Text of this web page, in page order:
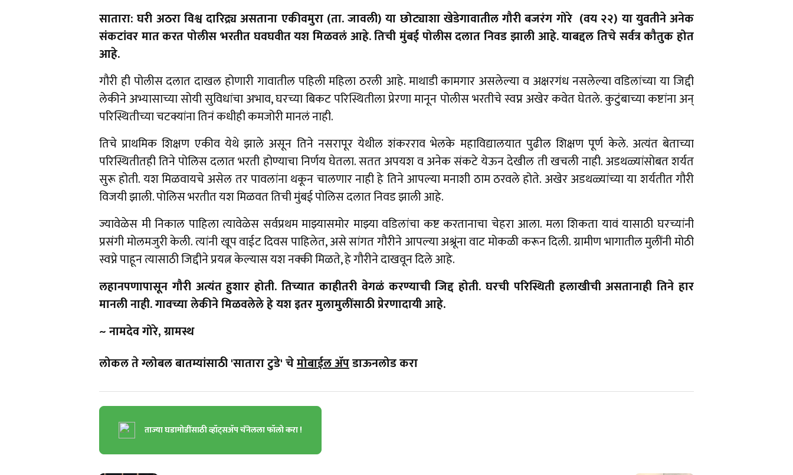
सातारा: घरी अठरा विश्व दारिद्र्य असताना एकीवमुरा (ता. जावली) या छोट्याशा खेडेगावातील गौरी बजरंग गोरे (वय २२) या युवतीने अनेक
संकटांवर मात करत पोलीस भरतीत घवघवीत यश मिळवलं आहे. तिची मुंबई पोलीस दलात निवड झाली आहे. याबद्दल तिचे सर्वत्र कौतुक होत
आहे.
गौरी ही पोलीस दलात दाखल होणारी गावातील पहिली महिला ठरली आहे. माथाडी कामगार असलेल्या व अक्षरगंध नसलेल्या वडिलांच्या या जिद्दी
लेकीने अभ्यासाच्या सोयी सुविधांचा अभाव, घरच्या बिकट परिस्थितीला प्रेरणा मानून पोलीस भरतीचे स्वप्न अखेर कवेत घेतले. कुटुंबाच्या कष्टांना अन्
परिस्थितीच्या चटक्यांना तिनं कधीही कमजोरी मानलं नाही.
तिचे प्राथमिक शिक्षण एकीव येथे झाले असून तिने नसरापूर येथील शंकरराव भेलके महाविद्यालयात पुढील शिक्षण पूर्ण केले. अत्यंत बेताच्या
परिस्थितीतही तिने पोलिस दलात भरती होण्याचा निर्णय घेतला. सतत अपयश व अनेक संकटे येऊन देखील ती खचली नाही. अडथळ्यांसोबत शर्यत
सुरू होती. यश मिळवायचे असेल तर पावलांना थकून चालणार नाही हे तिने आपल्या मनाशी ठाम ठरवले होते. अखेर अडथळ्यांच्या या शर्यतीत गौरी
विजयी झाली. पोलिस भरतीत यश मिळवत तिची मुंबई पोलिस दलात निवड झाली आहे.
ज्यावेळेस मी निकाल पाहिला त्यावेळेस सर्वप्रथम माझ्यासमोर माझ्या वडिलांचा कष्ट करतानाचा चेहरा आला. मला शिकता यावं यासाठी घरच्यांनी
प्रसंगी मोलमजुरी केली. त्यांनी खूप वाईट दिवस पाहिलेत, असे सांगत गौरीने आपल्या अश्रूंना वाट मोकळी करून दिली. ग्रामीण भागातील मुलींनी मोठी
स्वप्ने पाहून त्यासाठी जिद्दीने प्रयत्न केल्यास यश नक्की मिळते, हे गौरीने दाखवून दिले आहे.
लहानपणापासून गौरी अत्यंत हुशार होती. तिच्यात काहीतरी वेगळं करण्याची जिद्द होती. घरची परिस्थिती हलाखीची असतानाही तिने हार
मानली नाही. गावच्या लेकीने मिळवलेले हे यश इतर मुलामुलींसाठी प्रेरणादायी आहे.
~ नामदेव गोरे, ग्रामस्थ
लोकल ते ग्लोबल बातम्यांसाठी 'सातारा टुडे' चेमोबाईल ॲपडाऊनलोड करा
ताज्या घडामोडींसाठी व्हॉट्सॲप चॅनेलला फॉलो करा !